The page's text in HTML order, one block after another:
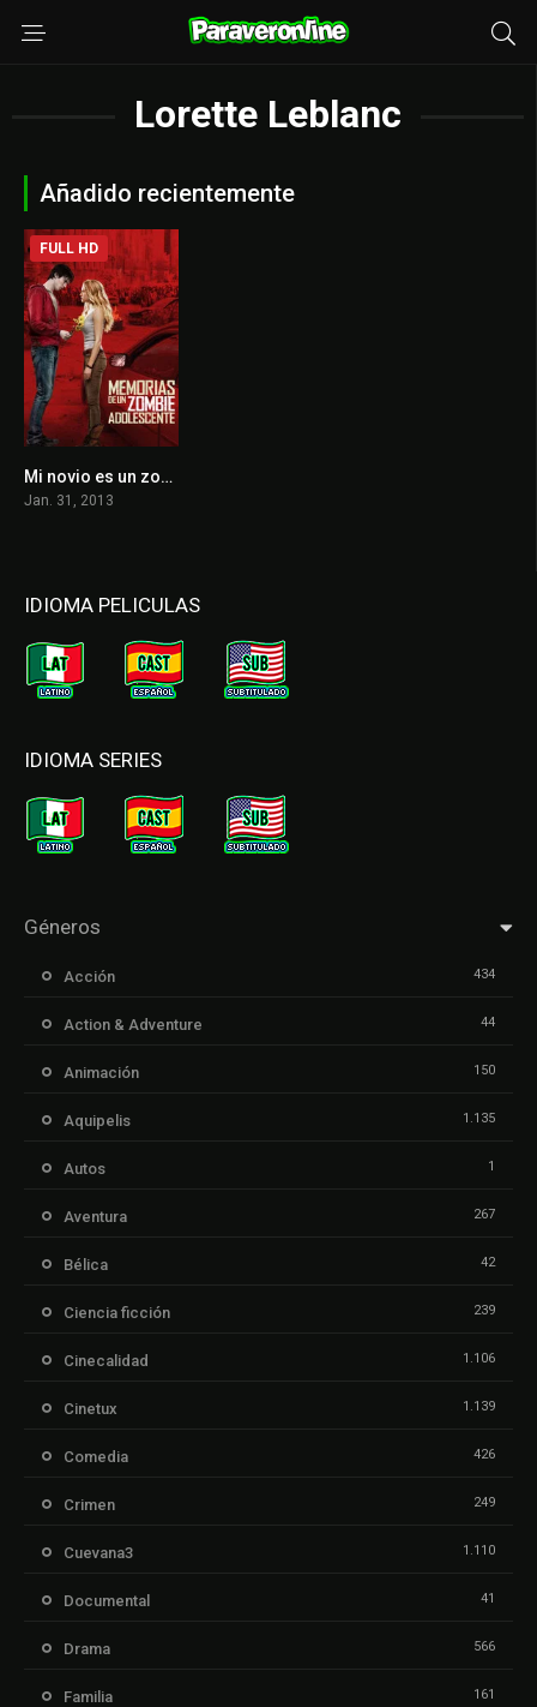
Lorette Leblanc
Añadido recientemente
6.8
FULL HD
Mi novio es un zombie
Jan. 31, 2013
IDIOMA PELICULAS
IDIOMA SERIES
Géneros
Acción 434
Action & Adventure 44
Animación 150
Aquipelis 1.135
Autos 1
Aventura 267
Bélica 42
Ciencia ficción 239
Cinecalidad 1.106
Cinetux 1.139
Comedia 426
Crimen 249
Cuevana3 1.110
Documental 41
Drama 566
Familia 161